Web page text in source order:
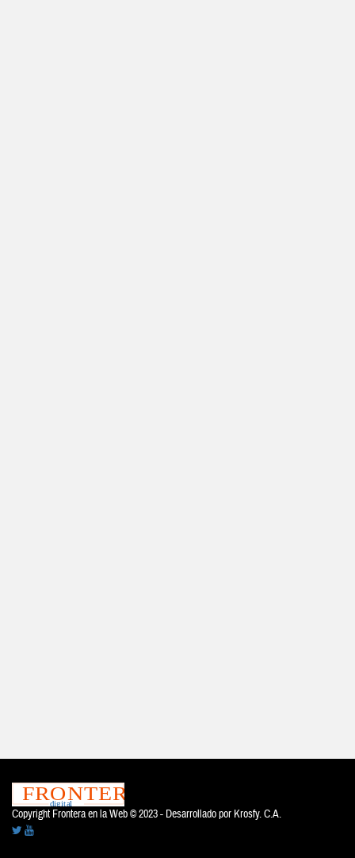
Copyright Frontera en la Web © 2023 - Desarrollado por Krosfy. C.A.